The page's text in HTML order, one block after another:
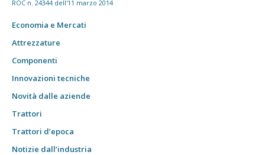
ROC n. 24344 dell'11 marzo 2014
Economia e Mercati
Attrezzature
Componenti
Innovazioni tecniche
Novità dalle aziende
Trattori
Trattori d’epoca
Notizie dall’industria